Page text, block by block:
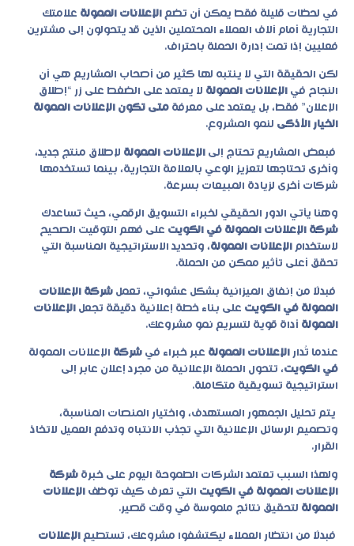
في لحظات قليلة فقط يمكن أن تضع الإعلانات الممولة علامتك
التجارية أمام آلاف العملاء المحتملين الذين قد يتحولون إلى مشترين
فعليين إذا تمت إدارة الحملة باحتراف.
لكن الحقيقة التي لا ينتبه لها كثير من أصحاب المشاريع هي أن
النجاح في الإعلانات الممولة لا يعتمد على الضغط على زر “إطلاق
الإعلان” فقط، بل يعتمد على معرفة متى تكون الإعلانات الممولة
الخيار الأذكى لنمو المشروع.
فبعض المشاريع تحتاج إلى الإعلانات الممولة لإطلاق منتج جديد،
وأخرى تحتاجها لتعزيز الوعي بالعلامة التجارية، بينما تستخدمها
شركات أخرى لزيادة المبيعات بسرعة.
وهنا يأتي الدور الحقيقي لخبراء التسويق الرقمي، حيث تساعدك
شركة الإعلانات الممولة في الكويت على فهم التوقيت الصحيح
لاستخدام الإعلانات الممولة، وتحديد الاستراتيجية المناسبة التي
تحقق أعلى تأثير ممكن من الحملة.
فبدلًا من إنفاق الميزانية بشكل عشوائي، تعمل شركة الإعلانات
الممولة في الكويت على بناء خطة إعلانية دقيقة تجعل الإعلانات
الممولة أداة قوية لتسريع نمو مشروعك.
عندما تُدار الإعلانات الممولة عبر خبراء في شركة الإعلانات الممولة
في الكويت، تتحول الحملة الإعلانية من مجرد إعلان عابر إلى
استراتيجية تسويقية متكاملة.
يتم تحليل الجمهور المستهدف، واختيار المنصات المناسبة،
وتصميم الرسائل الإعلانية التي تجذب الانتباه وتدفع العميل لاتخاذ
القرار.
ولهذا السبب تعتمد الشركات الطموحة اليوم على خبرة شركة
الإعلانات الممولة في الكويت التي تعرف كيف توظف الإعلانات
الممولة لتحقيق نتائج ملموسة في وقت قصير.
فبدلًا من انتظار العملاء ليكتشفوا مشروعك، تستطيع الإعلانات